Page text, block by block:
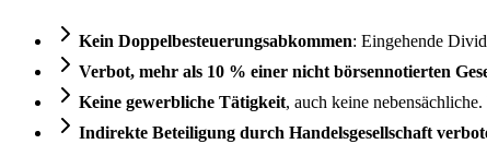
Kein Doppelbesteuerungsabkommen: Eingehende
Verbot, mehr als 10 % einer nicht börsennotierten
Keine gewerbliche Tätigkeit, auch keine
Indirekte Beteiligung durch Handelsgesellschaft